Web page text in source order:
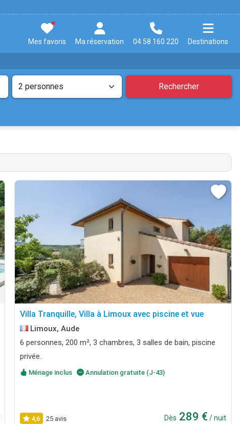
Mes favoris Ma réservation 04 58 160 220 Destinations
Rechercher
Villa Tranquille, Villa à Limoux avec piscine et vue
Limoux, Aude
6 personnes, 200 m², 3 chambres, 3 salles de bain, piscine
privée.
Ménage inclus Annulation gratuite (J-43)
4,6 25 avis Dès 289 € / nuit